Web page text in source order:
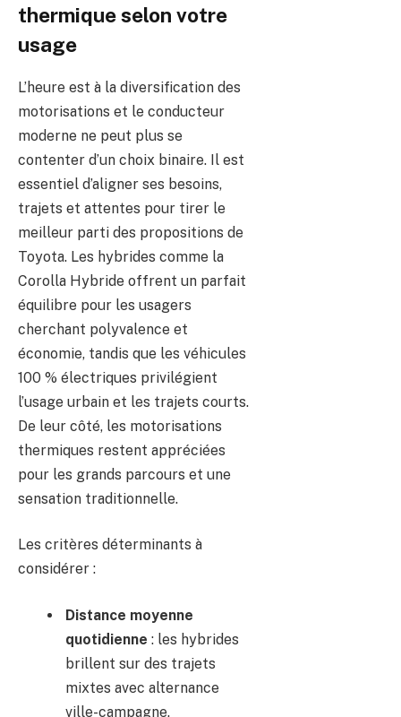
thermique selon votre
usage
L’heure est à la diversification des
motorisations et le conducteur
moderne ne peut plus se
contenter d’un choix binaire. Il est
essentiel d’aligner ses besoins,
trajets et attentes pour tirer le
meilleur parti des propositions de
Toyota. Les hybrides comme la
Corolla Hybride offrent un parfait
équilibre pour les usagers
cherchant polyvalence et
économie, tandis que les véhicules
100 % électriques privilégient
l’usage urbain et les trajets courts.
De leur côté, les motorisations
thermiques restent appréciées
pour les grands parcours et une
sensation traditionnelle.
Les critères déterminants à
considérer :
Distance moyenne
quotidienne : les hybrides
brillent sur des trajets
mixtes avec alternance
ville-campagne.